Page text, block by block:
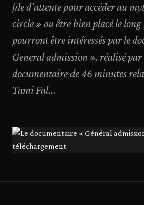
file d'attente pour accéder au
circle » ou être bien placé le
pourront être intéressés par le
General admission », réalisé par
documentaire de 46 minutes
Tami Fal...